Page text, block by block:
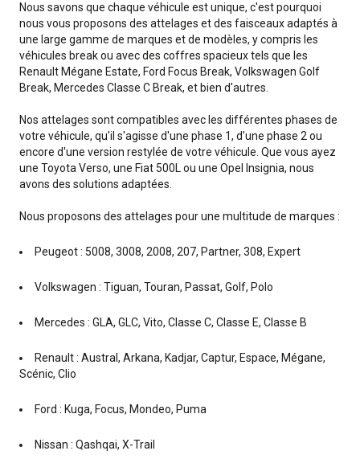
Nous savons que chaque véhicule est unique, c'est pourquoi
nous vous proposons des attelages et des faisceaux adaptés à
une large gamme de marques et de modèles, y compris les
véhicules break ou avec des coffres spacieux tels que les
Renault Mégane Estate, Ford Focus Break, Volkswagen Golf
Break, Mercedes Classe C Break, et bien d'autres.
Nos attelages sont compatibles avec les différentes phases de
votre véhicule, qu'il s'agisse d'une phase 1, d'une phase 2 ou
encore d'une version restylée de votre véhicule. Que vous ayez
une Toyota Verso, une Fiat 500L ou une Opel Insignia, nous
avons des solutions adaptées.
Nous proposons des attelages pour une multitude de marques :
Peugeot : 5008, 3008, 2008, 207, Partner, 308, Expert
Volkswagen : Tiguan, Touran, Passat, Golf, Polo
Mercedes : GLA, GLC, Vito, Classe C, Classe E, Classe B
Renault : Austral, Arkana, Kadjar, Captur, Espace, Mégane,
Scénic, Clio
Ford : Kuga, Focus, Mondeo, Puma
Nissan : Qashqai, X-Trail